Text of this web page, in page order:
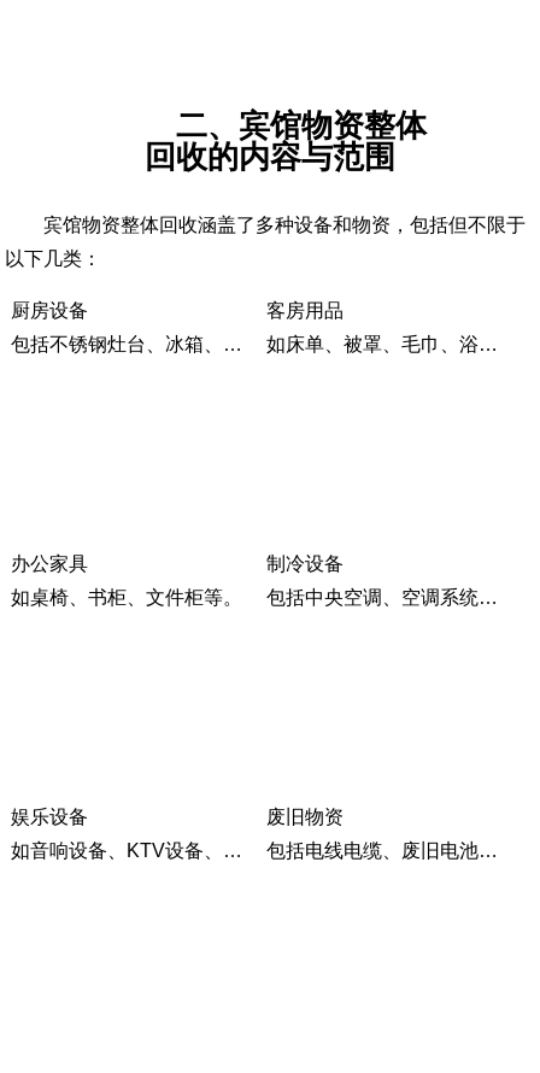
二、宾馆物资整体
回收的内容与范围
宾馆物资整体回收涵盖了多种设备和物资，包括但不限于
以下几类：
厨房设备
包括不锈钢灶台、冰箱、排烟罩、消毒柜、冰柜等。
客房用品
如床单、被罩、毛巾、浴巾、羽绒被等。
办公家具
如桌椅、书柜、文件柜等。
制冷设备
包括中央空调、空调系统、冷冻设备等。
娱乐设备
如音响设备、KTV设备、茶楼设备等。
废旧物资
包括电线电缆、废旧电池、工业设备等。